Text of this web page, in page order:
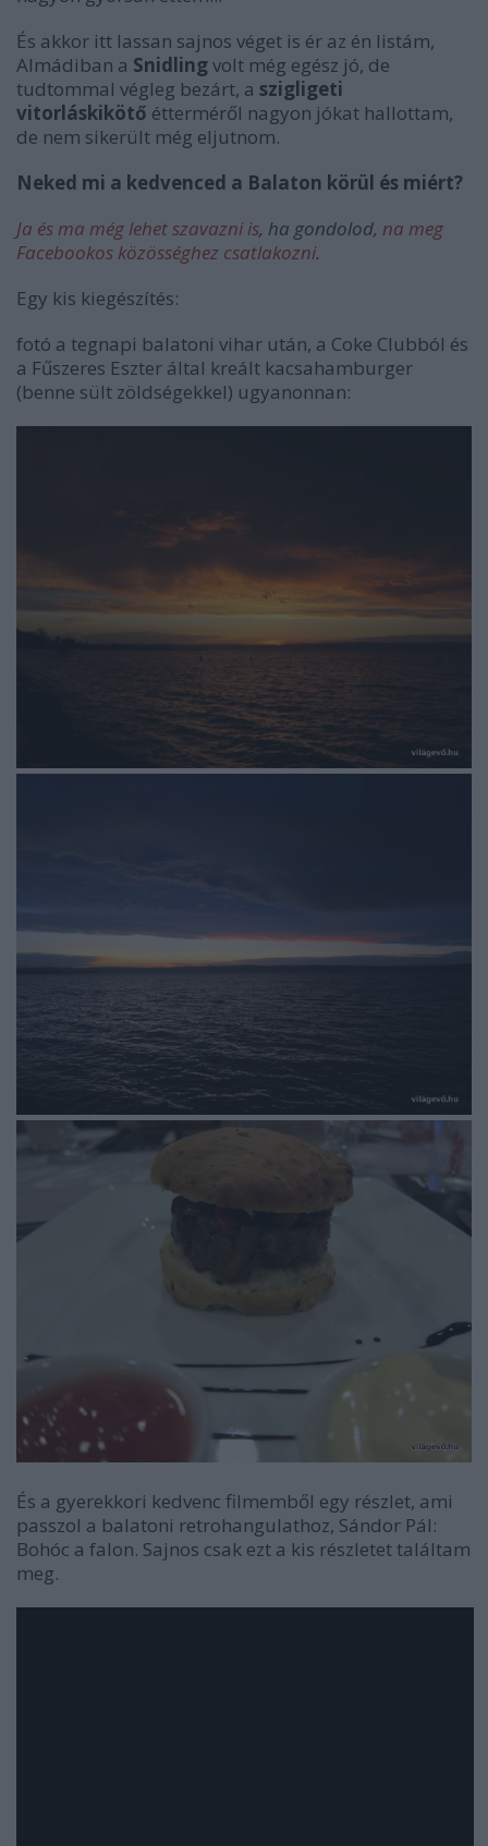
És akkor itt lassan sajnos véget is ér az én listám,
Almádiban a Snidlingvolt még egész jó, de
tudtommal végleg bezárt, a szigligeti
vitorláskikötő étterméről nagyon jókat hallottam,
de nem sikerült még eljutnom.
Neked mi a kedvenced a Balaton körül és miért?
Ja és ma még lehet szavazni is, ha gondolod, na meg
Facebookos közösséghez csatlakozni.
Egy kis kiegészítés:
fotó a tegnapi balatoni vihar után, a Coke Clubból és
a Fűszeres Eszter által kreált kacsahamburger
(benne sült zöldségekkel) ugyanonnan:
És a gyerekkori kedvenc filmemből egy részlet, ami
passzol a balatoni retrohangulathoz, Sándor Pál:
Bohóc a falon. Sajnos csak ezt a kis részletet találtam
meg.